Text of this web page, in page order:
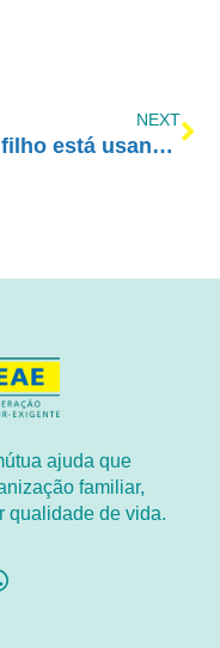
NEXT
Meu filho está usando drogas. E agora?
ajuda que
familiar,
qualidade de vida.